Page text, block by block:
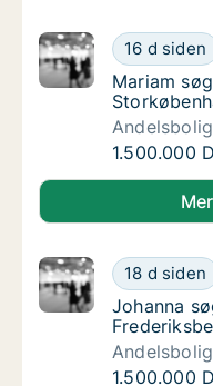
Mariam
16 d siden
Mariam
Mariam
Andelsbolig
Mariam
1.500.000
Mariam søger
Johanna
18 d siden
Johanna
Johanna
Andelsbolig
Johanna
1.500.000